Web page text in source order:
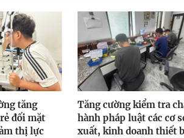
tăng
đối mặt
thị lực
Tăng cường kiểm tra
hành pháp luật các cơ
xuất, kinh doanh thiết